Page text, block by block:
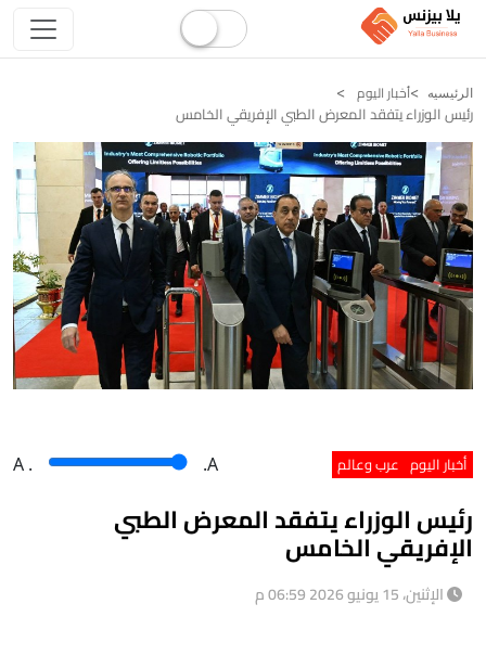
الرئيسيه أخبار اليوم
رئيس الوزراء يتفقد المعرض الطبي الإفريقي الخامس
أخبار اليوم عرب وعالم A . .A
رئيس الوزراء يتفقد المعرض الطبي
الإفريقي الخامس
الإثنين، 15 يونيو 2026 06:59 م